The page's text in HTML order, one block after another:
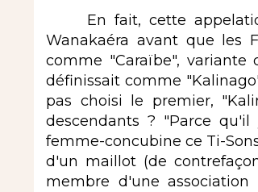
En fait, cette
Wanakaéra avant que les
comme "Caraïbe",
définissait comme
pas choisi le premier,
descendants ? "Parce
femme-concubine ce Ti-
d'un maillot (de
membre d'une